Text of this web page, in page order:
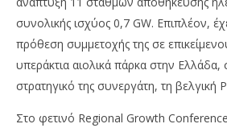
συνολικής ισχύος 0,7 GW. Επιπλέον,
πρόθεση συμμετοχής της σε
υπεράκτια αιολικά πάρκα στην
στρατηγικό της συνεργάτη, τη βελγική
Στο φετινό Regional Growth